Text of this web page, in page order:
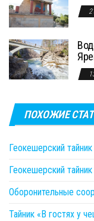
ПОХОЖИЕ
Геокешерский
Геокешерский
Оборонительные
Тайник «В гостях у